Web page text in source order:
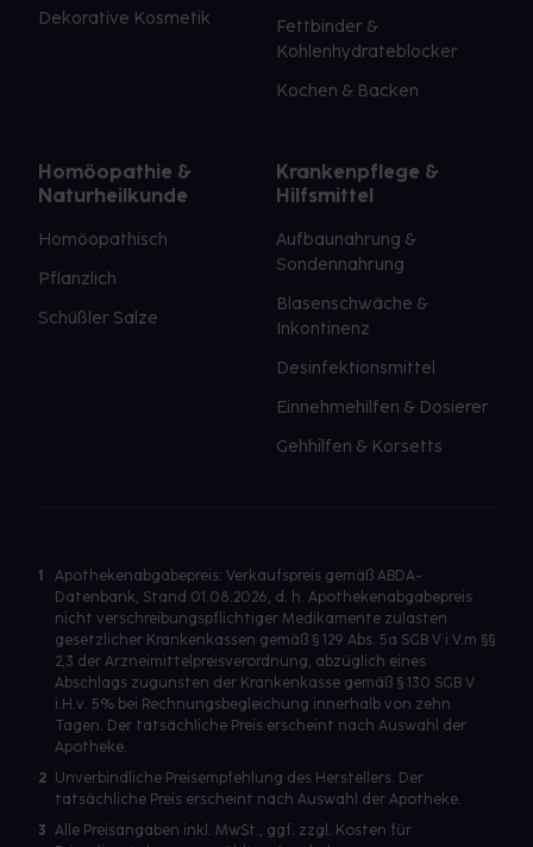
Dekorative Kosmetik
Fettbinder &
Kohlenhydrateblocker
Kochen & Backen
Homöopathie &
Naturheilkunde
Homöopathisch
Pflanzlich
Schüßler Salze
Krankenpflege &
Hilfsmittel
Aufbaunahrung &
Sondennahrung
Blasenschwäche &
Inkontinenz
Desinfektionsmittel
Einnehmehilfen & Dosierer
Gehhilfen & Korsetts
1
Apothekenabgabepreis: Verkaufspreis gemäß ABDA-
Datenbank, Stand 01.08.2026, d. h. Apothekenabgabepreis
nicht verschreibungspflichtiger Medikamente zulasten
gesetzlicher Krankenkassen gemäß § 129 Abs. 5a SGB V i.V.m §§
2,3 der Arzneimittelpreisverordnung, abzüglich eines
Abschlags zugunsten der Krankenkasse gemäß § 130 SGB V
i.H.v. 5% bei Rechnungsbegleichung innerhalb von zehn
Tagen. Der tatsächliche Preis erscheint nach Auswahl der
Apotheke.
2 Unverbindliche Preisempfehlung des Herstellers. Der
tatsächliche Preis erscheint nach Auswahl der Apotheke.
3 Alle Preisangaben inkl. MwSt., ggf. zzgl. Kosten für